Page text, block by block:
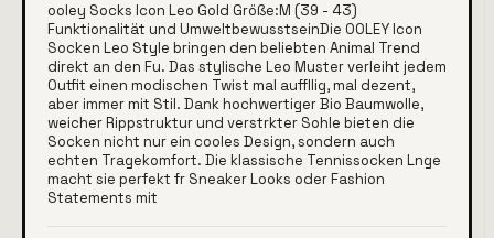
ooley Socks Icon Leo Gold Größe:M (39 - 43)
Funktionalität und UmweltbewusstseinDie OOLEY Icon
Socken Leo Style bringen den beliebten Animal Trend
direkt an den Fu. Das stylische Leo Muster verleiht jedem
Outfit einen modischen Twist mal auffllig, mal dezent,
aber immer mit Stil. Dank hochwertiger Bio Baumwolle,
weicher Rippstruktur und verstrkter Sohle bieten die
Socken nicht nur ein cooles Design, sondern auch
echten Tragekomfort. Die klassische Tennissocken Lnge
macht sie perfekt fr Sneaker Looks oder Fashion
Statements mit